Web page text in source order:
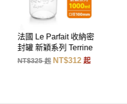
法國 Le Parfait 收納密
封罐 新穎系列 Terrine
Super 1000ml
NT$325起 NT$312起